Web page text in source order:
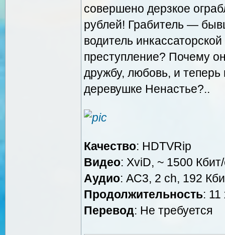
совершено дерзкое
рублей! Грабитель —
водитель
преступление? Почему
дружбу, любовь, и
деревушке Ненастье?..
Качество: HDTVRip
Видео: XviD, ~ 1500
Аудио: AC3, 2 ch, 192
Продолжительность:
Перевод: Не требуется